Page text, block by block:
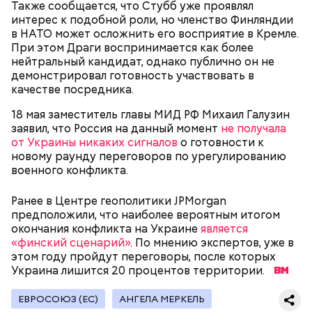
Также сообщается, что Стубб уже проявлял
интерес к подобной роли, но членство Финляндии
в НАТО может осложнить его восприятие в Кремле.
При этом Драги воспринимается как более
нейтральный кандидат, однако публично он не
демонстрировал готовность участвовать в
качестве посредника.
18 мая заместитель главы МИД РФ Михаил Галузин
заявил, что Россия на данный момент не получала
от Украины никаких сигналов о готовности к
новому раунду переговоров по урегулированию
военного конфликта.
Ранее в Центре геополитики JPMorgan
предположили, что наиболее вероятным итогом
окончания конфликта на Украине является
«финский сценарий». По мнению экспертов, уже в
этом году пройдут переговоры, после которых
Украина лишится 20 процентов территории.
ЕВРОСОЮЗ (ЕС) АНГЕЛА МЕРКЕЛЬ
Остров Сокотра, Йемен
Фото: Shutterstock
наймом персонала и продажей продуктов. В 2000
году Балмер сменил Билла Гейтса на посту
генерального директора. Им он оставался до 2014
года, после чего ушел с поста, но остался
держателем акций компании. Сейчас его состояние
оценивается в 126 миллиардов долларов.
Окружающие отмечали, что Носс была в здравом
возрасте 117 лет ей сообщили, что она теперь
является старейшим из ныне живущих людей,
женщина с улыбкой ответила: «Ну и что?». Сама
Носс отмечала, что секрет ее долголетия
заключается в постоянной двигательной
активности и отсутствии беспокойства по поводу
возраста. Однако стоит отметить, что ей в том
числе повезло с генетикой: в роду женщины
Канэ Танака (119 лет)